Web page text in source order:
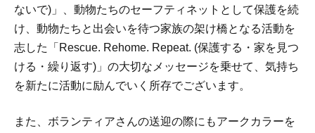
ないで)」、動物たちのセーフティネットとして保護を続
け、動物たちと出会いを待つ家族の架け橋となる活動を
志した「Rescue. Rehome. Repeat. (保護する・家を見つ
ける・繰り返す)」の大切なメッセージを乗せて、気持ち
を新たに活動に励んでいく所存でございます。
また、ボランティアさんの送迎の際にもアークカラーを